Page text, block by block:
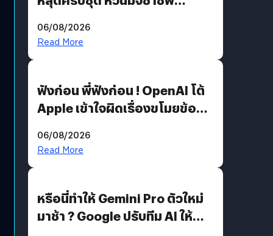
รหัสผ่านหลุด ไม่ใช่แฮ็กเกอร์
06/08/2026
Read More
ฟังก่อน พี่ฟังก่อน ! OpenAI โต้
Apple เข้าใจผิดเรื่องขโมยข้อมูล
06/08/2026
Read More
หรือนี่ทำให้ Gemini Pro ตัวใหม่
มาช้า ? Google ปรับทีม AI ให้